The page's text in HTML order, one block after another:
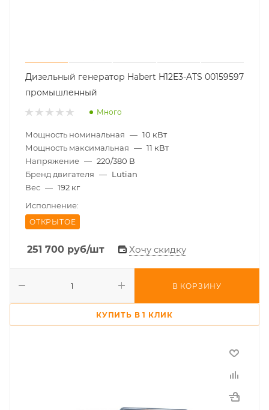
Дизельный генератор Habert H12E3-ATS 00159597
промышленный
Много
Мощность номинальная — 10 кВт
Мощность максимальная — 11 кВт
Напряжение — 220/380 В
Бренд двигателя — Lutian
Вес — 192 кг
Исполнение:
ОТКРЫТОЕ
251 700 руб/шт Хочу скидку
В КОРЗИНУ
КУПИТЬ В 1 КЛИК